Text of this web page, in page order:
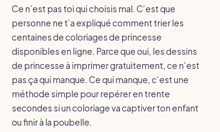
Ce n’est pas toi qui choisis mal. C’est que
personne ne t’a expliqué comment trier les
centaines de coloriages de princesse
disponibles en ligne. Parce que oui, les dessins
de princesse à imprimer gratuitement, ce n’est
pas ça qui manque. Ce qui manque, c’est une
méthode simple pour repérer en trente
secondes si un coloriage va captiver ton enfant
ou finir à la poubelle.